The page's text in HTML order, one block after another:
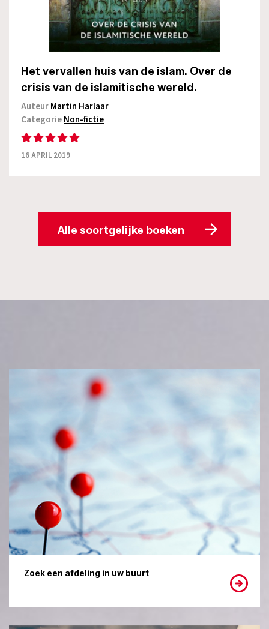
Het vervallen huis van de islam. Over de
crisis van de islamitische wereld.
AuteurMartin Harlaar
CategorieNon-fictie
16 APRIL 2019
Alle soortgelijke boeken
Zoek een afdeling in uw buurt